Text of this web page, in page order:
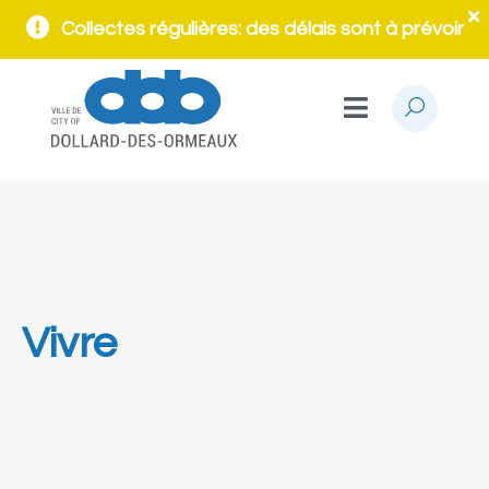
Collectes régulières: des délais sont à prévoir
Vivre